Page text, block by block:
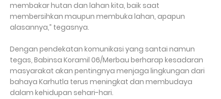
membakar hutan dan lahan kita, baik saat
membersihkan maupun membuka lahan, apapun
alasannya,” tegasnya.
Dengan pendekatan komunikasi yang santai namun
tegas, Babinsa Koramil 06/Merbau berharap kesadaran
masyarakat akan pentingnya menjaga lingkungan dari
bahaya Karhutla terus meningkat dan membudaya
dalam kehidupan sehari-hari.